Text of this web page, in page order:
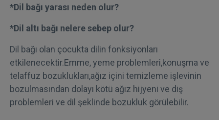
*Dil bağı yarası neden olur?
*Dil altı bağı nelere sebep olur?
Dil bağı olan çocukta dilin fonksiyonları
etkilenecektir.Emme, yeme problemleri,konuşma ve
telaffuz bozuklukları,ağız içini temizleme işlevinin
bozulmasından dolayı kötü ağız hijyeni ve diş
problemleri ve dil şeklinde bozukluk görülebilir.